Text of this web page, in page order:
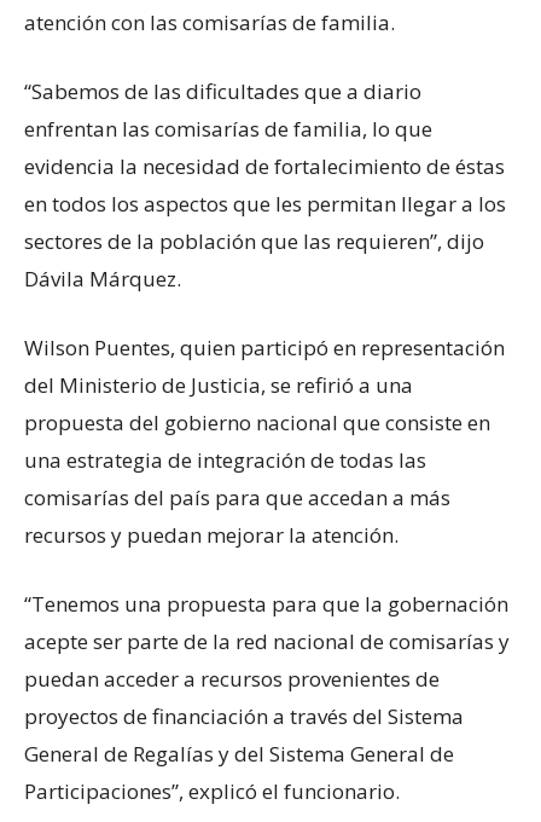
atención con las comisarías de familia.
“Sabemos de las dificultades que a diario
enfrentan las comisarías de familia, lo que
evidencia la necesidad de fortalecimiento de éstas
en todos los aspectos que les permitan llegar a los
sectores de la población que las requieren”, dijo
Dávila Márquez.
Wilson Puentes, quien participó en representación
del Ministerio de Justicia, se refirió a una
propuesta del gobierno nacional que consiste en
una estrategia de integración de todas las
comisarías del país para que accedan a más
recursos y puedan mejorar la atención.
“Tenemos una propuesta para que la gobernación
acepte ser parte de la red nacional de comisarías y
puedan acceder a recursos provenientes de
proyectos de financiación a través del Sistema
General de Regalías y del Sistema General de
Participaciones”, explicó el funcionario.